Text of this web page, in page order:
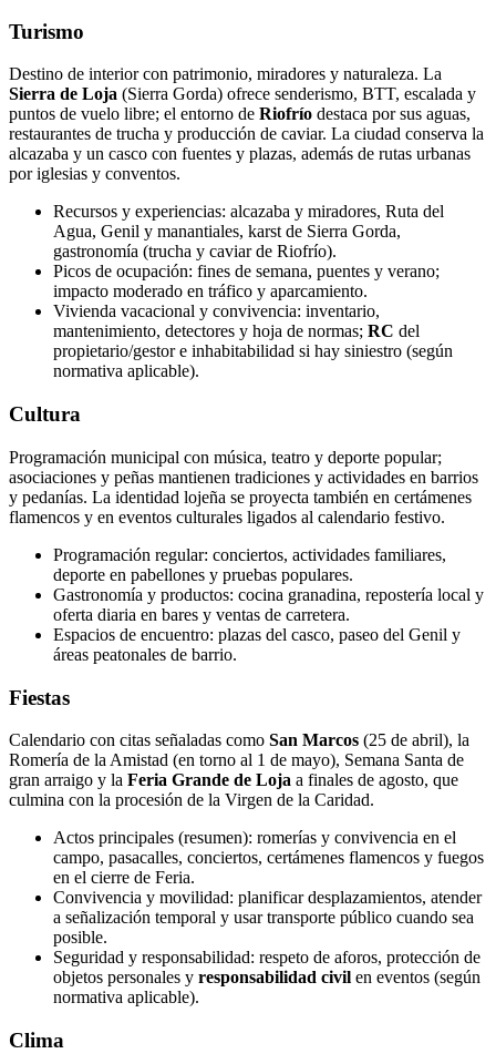
Turismo
Destino de interior con patrimonio, miradores y naturaleza. La
Sierra de Loja (Sierra Gorda) ofrece senderismo, BTT, escalada y
puntos de vuelo libre; el entorno de Riofrío destaca por sus aguas,
restaurantes de trucha y producción de caviar. La ciudad conserva la
alcazaba y un casco con fuentes y plazas, además de rutas urbanas
por iglesias y conventos.
Recursos y experiencias: alcazaba y miradores, Ruta del
Agua, Genil y manantiales, karst de Sierra Gorda,
gastronomía (trucha y caviar de Riofrío).
Picos de ocupación: fines de semana, puentes y verano;
impacto moderado en tráfico y aparcamiento.
Vivienda vacacional y convivencia: inventario,
mantenimiento, detectores y hoja de normas; RC del
propietario/gestor e inhabitabilidad si hay siniestro (según
normativa aplicable).
Cultura
Programación municipal con música, teatro y deporte popular;
asociaciones y peñas mantienen tradiciones y actividades en barrios
y pedanías. La identidad lojeña se proyecta también en certámenes
flamencos y en eventos culturales ligados al calendario festivo.
Programación regular: conciertos, actividades familiares,
deporte en pabellones y pruebas populares.
Gastronomía y productos: cocina granadina, repostería local y
oferta diaria en bares y ventas de carretera.
Espacios de encuentro: plazas del casco, paseo del Genil y
áreas peatonales de barrio.
Fiestas
Calendario con citas señaladas como San Marcos (25 de abril), la
Romería de la Amistad (en torno al 1 de mayo), Semana Santa de
gran arraigo y la Feria Grande de Loja a finales de agosto, que
culmina con la procesión de la Virgen de la Caridad.
Actos principales (resumen): romerías y convivencia en el
campo, pasacalles, conciertos, certámenes flamencos y fuegos
en el cierre de Feria.
Convivencia y movilidad: planificar desplazamientos, atender
a señalización temporal y usar transporte público cuando sea
posible.
Seguridad y responsabilidad: respeto de aforos, protección de
objetos personales y responsabilidad civil en eventos (según
normativa aplicable).
Clima